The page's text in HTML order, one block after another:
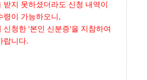
받지 못하셨더라도 신청 내역이
령이 가능하오니,
신청한 '본인 신분증'을 지참하여
랍니다.